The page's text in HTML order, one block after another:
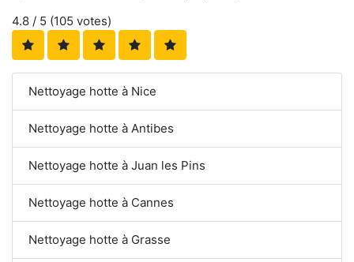
4.8 / 5 (105 votes)
Nettoyage hotte à Nice
Nettoyage hotte à Antibes
Nettoyage hotte à Juan les Pins
Nettoyage hotte à Cannes
Nettoyage hotte à Grasse